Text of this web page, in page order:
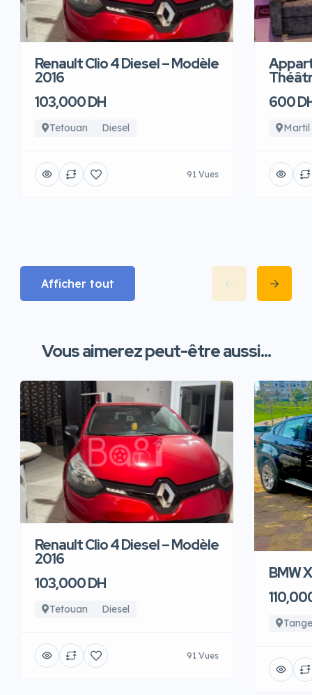
Renault Clio 4 Diesel – Modèle
2016
103,000 DH
Tetouan Diesel
91 Vues
600
Martil
Afficher tout
Vous aimerez peut-être aussi...
Renault Clio 4 Diesel – Modèle
2016
103,000 DH
Tetouan Diesel
91 Vues
BMW